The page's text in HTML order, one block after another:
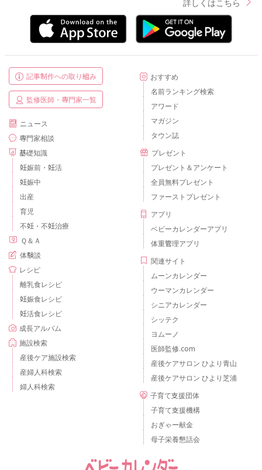
記事制作への取り組み
監修医師・専門家一覧
ニュース
専門家相談
基礎知識
妊娠前・妊活
妊娠中
出産
育児
不妊・不妊治療
Ｑ＆Ａ
体験談
レシピ
離乳食レシピ
妊娠食レシピ
妊活食レシピ
成長アルバム
施設検索
産後ケア施設検索
産婦人科検索
婦人科検索
おすすめ
名前ランキング検索
アワード
マガジン
タウン誌
プレゼント
プレゼント＆アンケート
全員無料プレゼント
ファーストプレゼント
アプリ
ベビーカレンダーアプリ
体重管理アプリ
関連サイト
ムーンカレンダー
ウーマンカレンダー
シニアカレンダー
シッテク
ヨムーノ
医師監修.com
産後ケアサロン ひより青山
産後ケアサロン ひより芝浦
子育て支援団体
子育て支援機構
おぎゃー献金
母子栄養懇話会